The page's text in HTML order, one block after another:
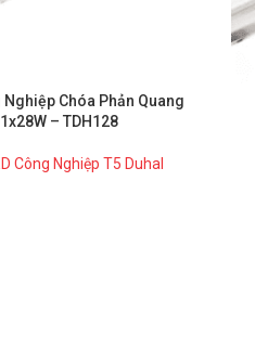
Chóa Phản Quang
1x28W – TDH128
Công Nghiệp T5 Duhal